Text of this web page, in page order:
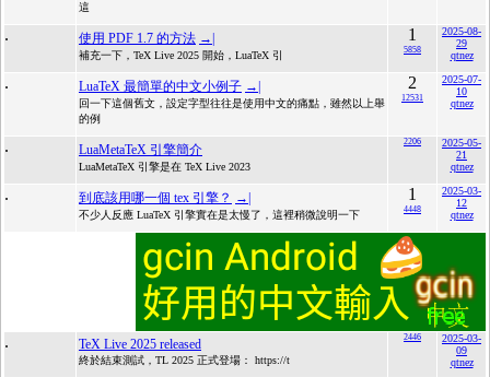
這
. 使用 PDF 1.7 的方法 →|
補充一下，TeX Live 2025 開始，LuaTeX 引
1
5858
2025-08-
29
qtnez
. LuaTeX 最簡單的中文小例子 →|
回一下這個舊文，設定字型往往是使用中文的痛點，雖然以上舉
的例
2
12531
2025-07-
10
qtnez
. LuaMetaTeX 引擎簡介
LuaMetaTeX 引擎是在 TeX Live 2023
2206
2025-05-
21
qtnez
. 到底該用哪一個 tex 引擎？ →|
不少人反應 LuaTeX 引擎實在是太慢了，這裡稍微說明一下
1
4448
2025-03-
12
qtnez
. TeX Live 2025 released
終於結束測試，TL 2025 正式登場： https://t
2446
2025-03-
09
qtnez